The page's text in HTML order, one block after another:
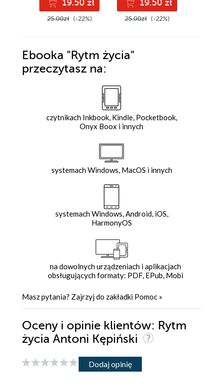
19.50 zł
25.00zł (-22%)
19.50 zł
25.00zł (-22%)
Ebooka "Rytm życia"
przeczytasz na:
czytnikach Inkbook, Kindle, Pocketbook,
Onyx Boox i innych
systemach Windows, MacOS i innych
systemach Windows, Android, iOS,
HarmonyOS
na dowolnych urządzeniach i aplikacjach
obsługujących formaty: PDF, EPub, Mobi
Masz pytania? Zajrzyj do zakładki Pomoc »
Oceny i opinie klientów: Rytm
życia Antoni Kępiński
Dodaj opinię